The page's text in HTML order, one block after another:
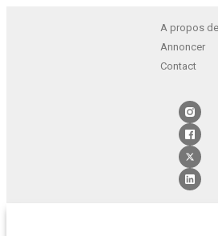
A propos
Annoncer
Contact